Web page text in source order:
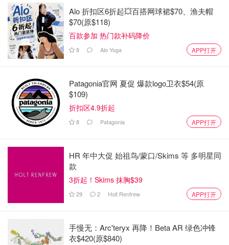
Alo 折扣区6折起💥百搭网球裙$70、渔夫帽
$70(原$118)
百款参加 热门款补码降价
8 Alo Yoga APP打开
Patagonia官网 夏促 爆款logo卫衣$54(原
$109)
折扣区4.9折起
8 Patagonia APP打开
HR 年中大促 始祖鸟/蒙口/Skims 等 多明星同
款
3折起！Skims 抹胸$39
29 2 Holt Renfrew APP打开
手慢无：Arc'teryx 再降！Beta AR 绿色冲锋
衣$420(原$840)